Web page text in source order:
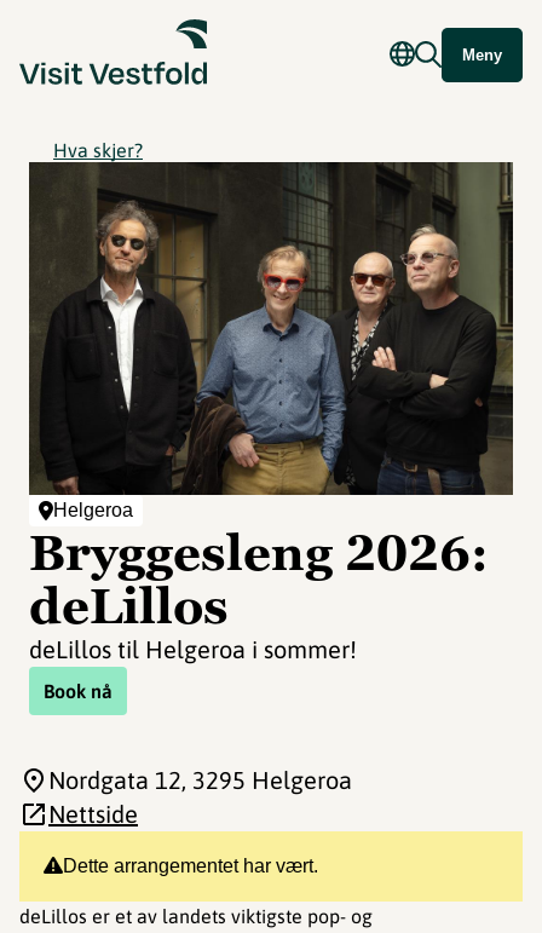
Meny
Hva skjer?
Helgeroa
Bryggesleng 2026:
deLillos
deLillos til Helgeroa i sommer!
Book nå
Dette arrangementet har vært.
deLillos er et av landets viktigste pop- og
Nordgata 12, 3295 Helgeroa
Nettside